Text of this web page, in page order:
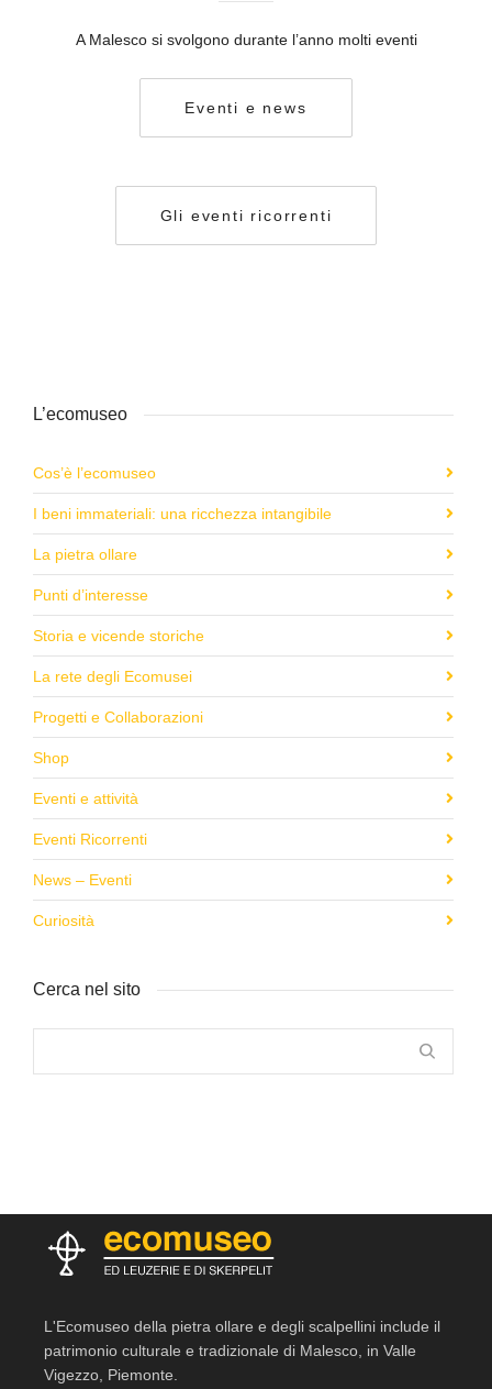
A Malesco si svolgono durante l’anno molti eventi
Eventi e news
Gli eventi ricorrenti
L’ecomuseo
Cos’è l’ecomuseo
I beni immateriali: una ricchezza intangibile
La pietra ollare
Punti d’interesse
Storia e vicende storiche
La rete degli Ecomusei
Progetti e Collaborazioni
Shop
Eventi e attività
Eventi Ricorrenti
News – Eventi
Curiosità
Cerca nel sito
L'Ecomuseo della pietra ollare e degli scalpellini include il
patrimonio culturale e tradizionale di Malesco, in Valle
Vigezzo, Piemonte.